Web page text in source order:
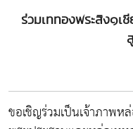
ร่วมเททองพระสิง๑
ขอเชิญร่วมเป็นเจ้าภาพห